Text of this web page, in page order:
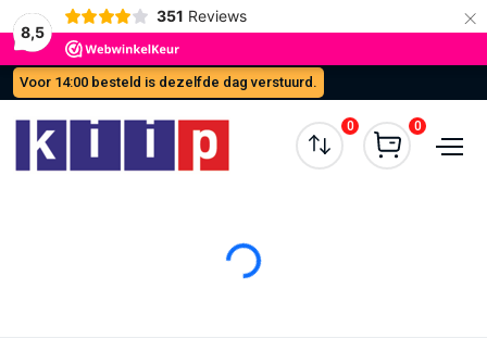
8,5
351 Reviews ×
Voor 14:00 besteld is dezelfde dag verstuurd.
0 0
Loading...